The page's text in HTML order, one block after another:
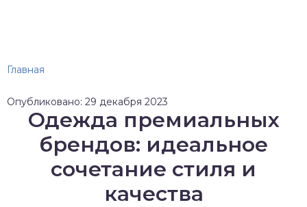
Главная
Опубликовано: 29 декабря 2023
Одежда премиальных
брендов: идеальное
сочетание стиля и
качества